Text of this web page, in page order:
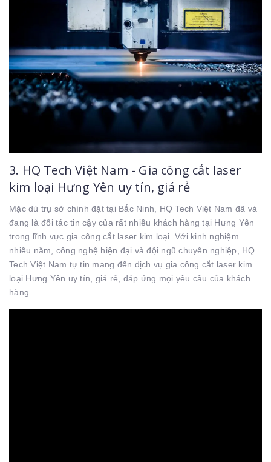
3. HQ Tech Việt Nam - Gia công cắt laser
kim loại Hưng Yên uy tín, giá rẻ
Mặc dù trụ sở chính đặt tại Bắc Ninh, HQ Tech Việt Nam đã và
đang là đối tác tin cậy của rất nhiều khách hàng tại Hưng Yên
trong lĩnh vực gia công cắt laser kim loại. Với kinh nghiệm
nhiều năm, công nghệ hiện đại và đội ngũ chuyên nghiệp, HQ
Tech Việt Nam tự tin mang đến dịch vụ gia công cắt laser kim
loại Hưng Yên uy tín, giá rẻ, đáp ứng mọi yêu cầu của khách
hàng.